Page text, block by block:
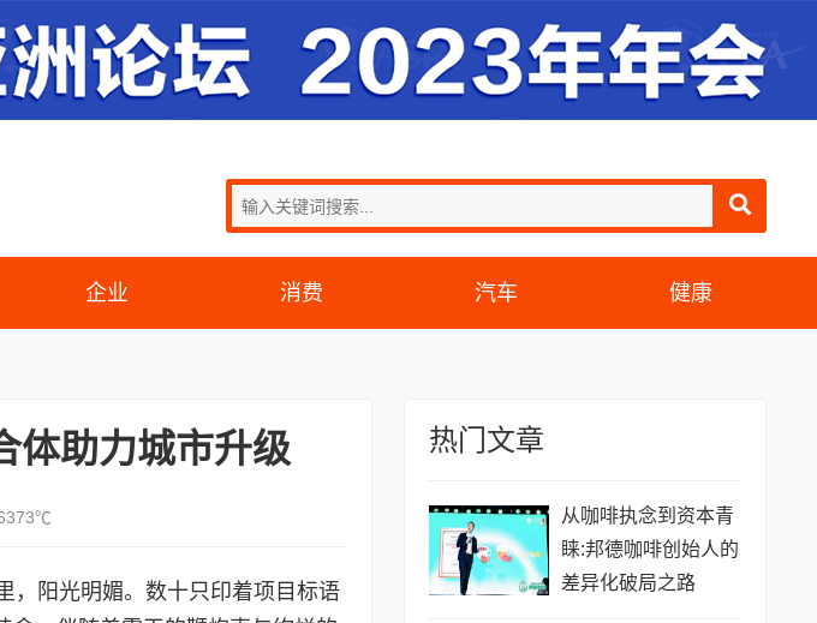
企业 消费 汽车 健康
体助力城市升级
，阳光明媚。数十只印着项目标语
热门文章
从咖啡执念到资本青
睐:邦德咖啡创始人的
差异化破局之路